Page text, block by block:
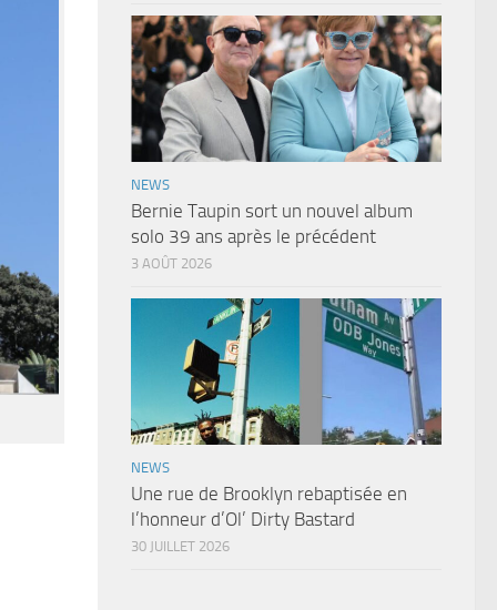
NEWS
Bernie Taupin sort un nouvel album
solo 39 ans après le précédent
3 AOÛT 2026
NEWS
Une rue de Brooklyn rebaptisée en
l’honneur d’Ol’ Dirty Bastard
30 JUILLET 2026